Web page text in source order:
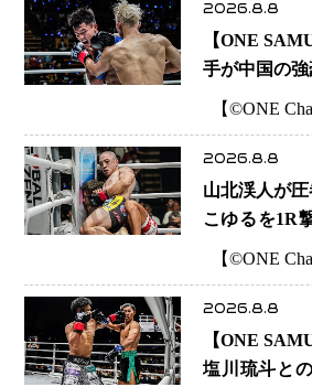
2026.8.8
【ONE
手が中国の
の猛攻を受
でチャオに軍
【©️ONE
2026.8.8
山北渓人が
こゆるを1R
ークで存在感
【©️ONE
2026.8.8
【ONE
塩川琉斗と